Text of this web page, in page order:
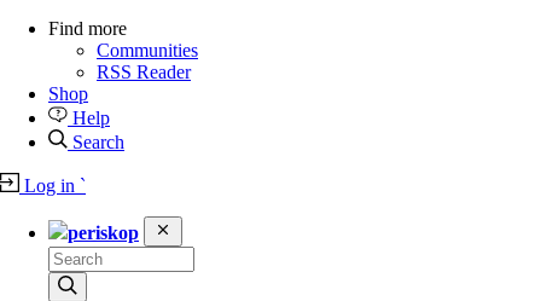
Find more
Communities
RSS Reader
Shop
Help
Search
Log in `
periskop